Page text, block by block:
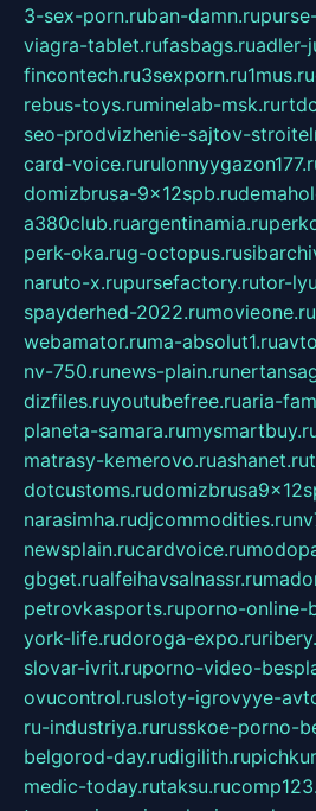
3-sex-porn.ruban-damn.ru
viagra-tablet.rufasbags.ruadler-
fincontech.ru3sexporn.ru1mus.ru
rebus-toys.ruminelab-msk.ru
seo-prodvizhenie-sajtov-
card-voice.ru
domizbrusa-9x12spb.ru
a380club.ruargentinamia.ru
perk-oka.rug-octopus.ru
naruto-x.rupursefactory.rutor-
spayderhed-2022.rumovieone.ru
webamator.ruma-absolut1.ru
nv-750.runews-plain.ru
dizfiles.ruyoutubefree.ruaria-
planeta-samara.ru
matrasy-kemerovo.ruashanet.ru
dotcustoms.ru
narasimha.rudjcommodities.ru
newsplain.rucardvoice.ru
gbget.rualfeihavsalnassr.ru
petrovkasports.ruporno-online-
york-life.rudoroga-expo.ru
slovar-ivrit.ruporno-video-
ovucontrol.rusloty-igrovyye-
ru-industriya.rurusskoe-porno-
belgorod-day.rudigilith.ru
medic-today.rutaksu.ru